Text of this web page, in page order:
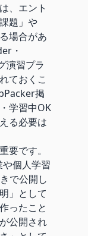
、エント
題」や
場合があ
・
演習プラ
ておくこ
掲
学習中OK
る必要は
要です。
個人学習
で公開し
」として
ったこと
公開され